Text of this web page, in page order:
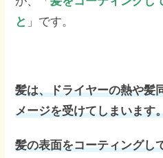
と 」です。
髪は、ドライヤーの熱や髪
メージを受けてしまいます
髪の表面をコーティングし